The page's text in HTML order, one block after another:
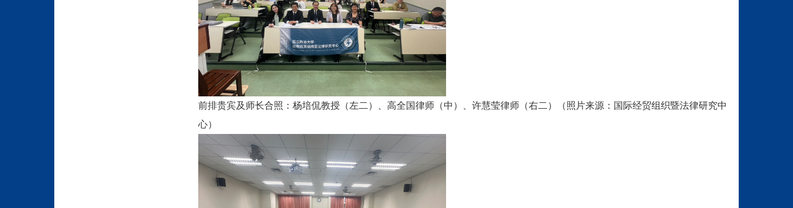
前排贵宾及师长合照：杨培侃教授（左二）、高全国律师（中）、 许慧莹律师（右二）（照片来源：国际经贸组织暨法律研究中
心）